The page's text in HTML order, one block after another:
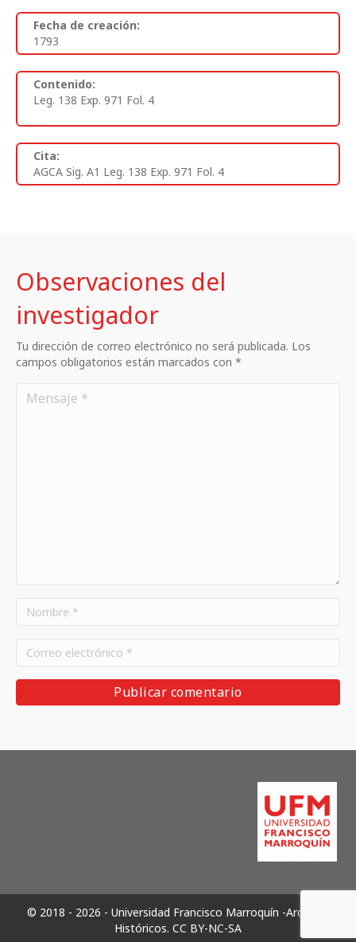
Fecha de creación:
1793
Contenido:
Leg. 138 Exp. 971 Fol. 4
Cita:
AGCA Sig. A1 Leg. 138 Exp. 971 Fol. 4
Observaciones del
investigador
Tu dirección de correo electrónico no será publicada. Los
campos obligatorios están marcados con *
© 2018 - 2026 - Universidad Francisco Marroquín -Archivos
Históricos. CC BY-NC-SA